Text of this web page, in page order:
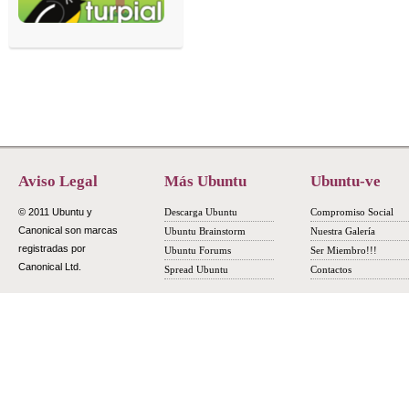
Aviso Legal
© 2011 Ubuntu y
Canonical son marcas
registradas por
Canonical Ltd.
Más Ubuntu
Descarga Ubuntu
Ubuntu Brainstorm
Ubuntu Forums
Spread Ubuntu
Ubuntu-ve
Compromiso Social
Nuestra Galería
Ser Miembro!!!
Contactos